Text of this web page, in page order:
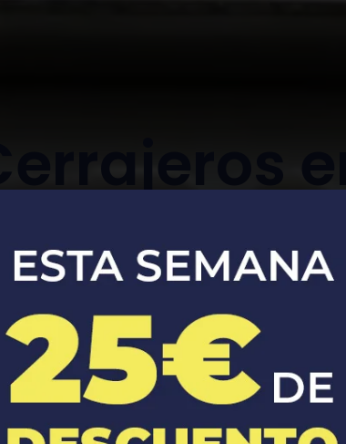
Cerrajeros en
albudeite
Apertura, reparación y sustitución de
cerraduras de coches y casas.​